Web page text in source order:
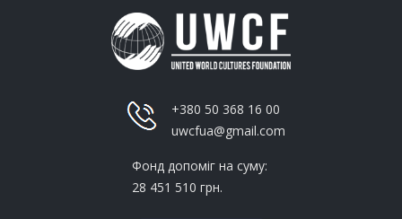
+380 50 368 16 00
uwcfua@gmail.com
Фонд допоміг на суму:
28 451 510 грн.